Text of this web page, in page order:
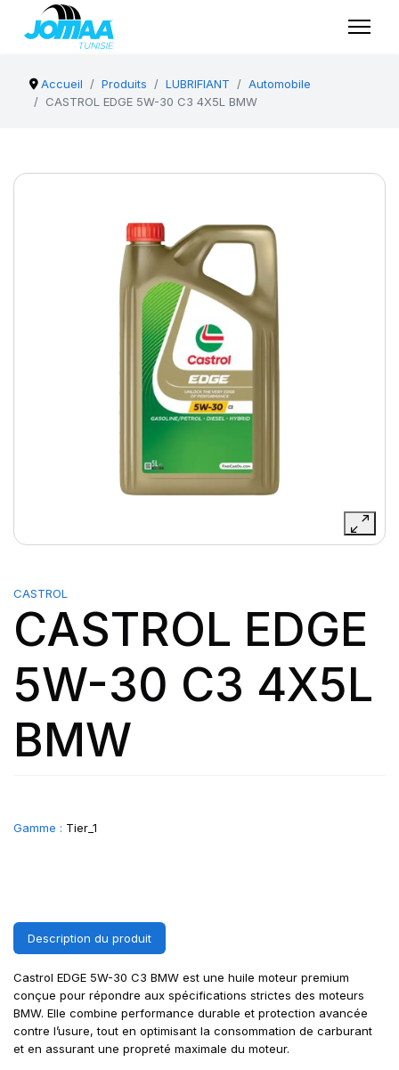
Accueil Produits LUBRIFIANT
Automobile
CASTROL EDGE 5W-30 C3 4X5L BMW
CASTROL
CASTROL EDGE
5W-30 C3 4X5L
BMW
Gamme : Tier_1
Description du produit
Castrol EDGE 5W-30 C3 BMW est une huile moteur premium
conçue pour répondre aux spécifications strictes des moteurs
BMW. Elle combine performance durable et protection avancée
contre l’usure, tout en optimisant la consommation de carburant
et en assurant une propreté maximale du moteur.